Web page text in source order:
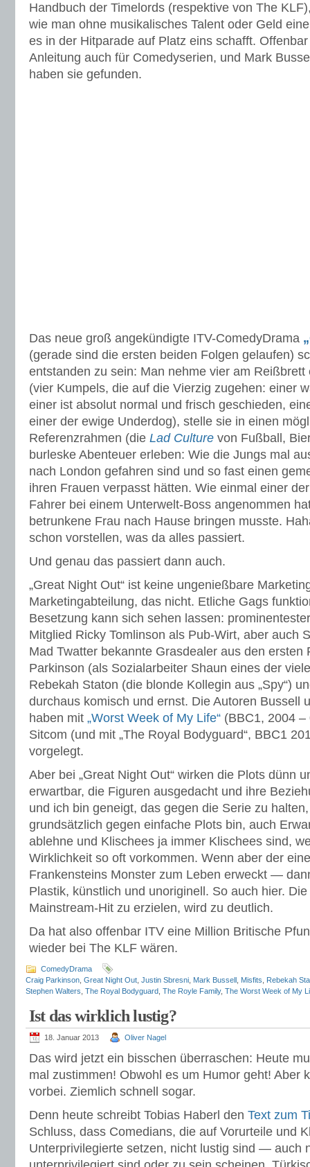
Handbuch der Timelords (respektive von The
wie man ohne musikalisches Talent oder Geld
es in der Hitparade auf Platz eins schafft.
Anleitung auch für Comedyserien, und Mark
haben sie gefunden.
Das neue groß angekündigte ITV-ComedyDrama
(gerade sind die ersten beiden Folgen gelaufen)
entstanden zu sein: Man nehme vier am
(vier Kumpels, die auf die Vierzig zugehen: einer
einer ist absolut normal und frisch geschieden,
einer der ewige Underdog), stelle sie in einen
Referenzrahmen (die Lad Culture von Fußball,
burleske Abenteuer erleben: Wie die Jungs mal
nach London gefahren sind und so fast einen
ihren Frauen verpasst hätten. Wie einmal einer
Fahrer bei einem Unterwelt-Boss angenommen
betrunkene Frau nach Hause bringen musste.
schon vorstellen, was da alles passiert.
Und genau das passiert dann auch.
„Great Night Out“ ist keine ungenießbare
Marketingabteilung, das nicht. Etliche Gags
Besetzung kann sich sehen lassen:
Mitglied Ricky Tomlinson als Pub-Wirt, aber auch
Mad Twatter bekannte Grasdealer aus den ersten
Parkinson (als Sozialarbeiter Shaun eines der
Rebekah Staton (die blonde Kollegin aus „Spy“)
durchaus komisch und ernst. Die Autoren Bussell
haben mit „Worst Week of My Life“ (BBC1, 2004
Sitcom (und mit „The Royal Bodyguard“, BBC1
vorgelegt.
Aber bei „Great Night Out“ wirken die Plots dünn
erwartbar, die Figuren ausgedacht und ihre
und ich bin geneigt, das gegen die Serie zu
grundsätzlich gegen einfache Plots bin, auch
ablehne und Klischees ja immer Klischees sind,
Wirklichkeit so oft vorkommen. Wenn aber der
Frankensteins Monster zum Leben erweckt —
Plastik, künstlich und unoriginell. So auch hier.
Mainstream-Hit zu erzielen, wird zu deutlich.
Da hat also offenbar ITV eine Million Britische
wieder bei The KLF wären.
ComedyDrama
Craig Parkinson Great Night Out Justin Sbresni Mark Bussell Misfits
Rebekah
Stephen Walters The Royal Bodyguard The Royle Family, The Worst Week of My
Ist das wirklich lustig?
18. Januar 2013 Oliver Nagel
Das wird jetzt ein bisschen überraschen: Heute
mal zustimmen! Obwohl es um Humor geht! Aber
vorbei. Ziemlich schnell sogar.
Denn heute schreibt Tobias Haberl den Text zum
Schluss, dass Comedians, die auf Vorurteile und
Unterprivilegierte setzen, nicht lustig sind — auch